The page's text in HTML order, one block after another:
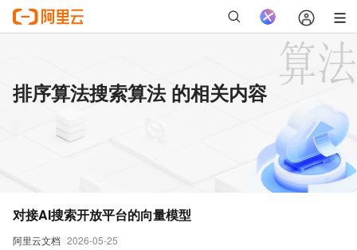
排序算法搜索算法 的相关内容
阿里云文档 2026-05-25
对接AI搜索开放平台的向量模型